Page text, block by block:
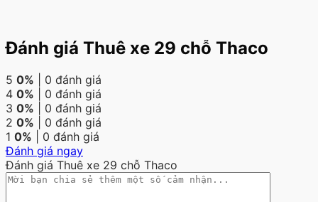
Đánh giá Thuê xe 29 chỗ Thaco
5 0% | 0 đánh giá
4 0% | 0 đánh giá
3 0% | 0 đánh giá
2 0% | 0 đánh giá
1 0% | 0 đánh giá
Đánh giá ngay
Đánh giá Thuê xe 29 chỗ Thaco